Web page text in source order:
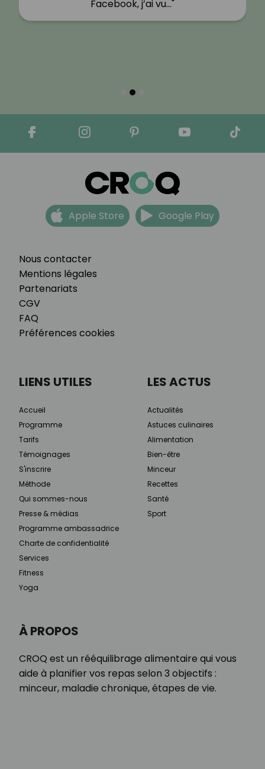
Facebook, j’ai vu…"
Nous contacter
Mentions légales
Partenariats
CGV
FAQ
Préférences cookies
Apple Store Google Play
À PROPOS
CROQ est un rééquilibrage alimentaire qui vous
aide à planifier vos repas selon 3 objectifs :
minceur, maladie chronique, étapes de vie.
LIENS UTILES
Accueil
Programme
Tarifs
Témoignages
S'inscrire
Méthode
Qui sommes-nous
Presse & médias
Programme ambassadrice
Charte de confidentialité
Services
Fitness
Yoga
LES ACTUS
Actualités
Astuces culinaires
Alimentation
Bien-être
Minceur
Recettes
Santé
Sport